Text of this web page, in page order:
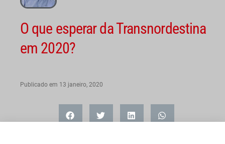
O que esperar da Transnordestina
em 2020?
Publicado em 13 janeiro, 2020